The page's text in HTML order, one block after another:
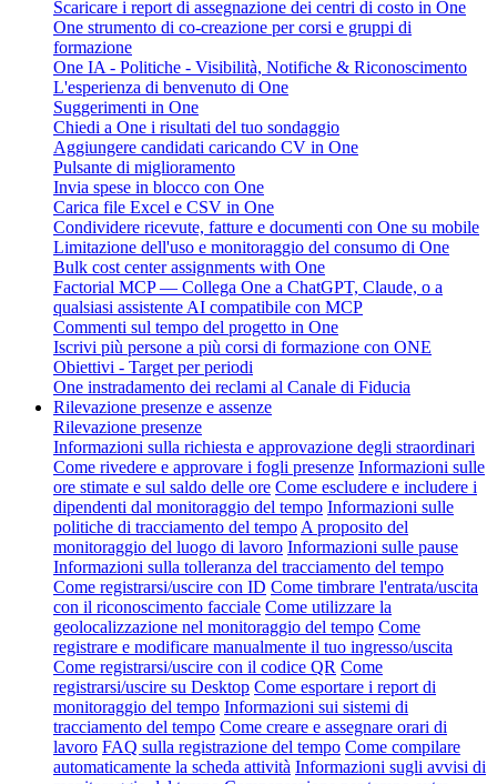
Scaricare i report di assegnazione dei centri di costo in One
One strumento di co-creazione per corsi e gruppi di
formazione
One IA - Politiche - Visibilità, Notifiche & Riconoscimento
L'esperienza di benvenuto di One
Suggerimenti in One
Chiedi a One i risultati del tuo sondaggio
Aggiungere candidati caricando CV in One
Pulsante di miglioramento
Invia spese in blocco con One
Carica file Excel e CSV in One
Condividere ricevute, fatture e documenti con One su mobile
Limitazione dell'uso e monitoraggio del consumo di One
Bulk cost center assignments with One
Factorial MCP — Collega One a ChatGPT, Claude, o a
qualsiasi assistente AI compatibile con MCP
Commenti sul tempo del progetto in One
Iscrivi più persone a più corsi di formazione con ONE
Obiettivi - Target per periodi
One instradamento dei reclami al Canale di Fiducia
Rilevazione presenze e assenze
Rilevazione presenze
Informazioni sulla richiesta e approvazione degli straordinari
Come rivedere e approvare i fogli presenze Informazioni sulle
ore stimate e sul saldo delle ore Come escludere e includere i
dipendenti dal monitoraggio del tempo Informazioni sulle
politiche di tracciamento del tempo A proposito del
monitoraggio del luogo di lavoro Informazioni sulle pause
Informazioni sulla tolleranza del tracciamento del tempo
Come registrarsi/uscire con ID Come timbrare l'entrata/uscita
con il riconoscimento facciale Come utilizzare la
geolocalizzazione nel monitoraggio del tempo Come
registrare e modificare manualmente il tuo ingresso/uscita
Come registrarsi/uscire con il codice QR Come
registrarsi/uscire su Desktop Come esportare i report di
monitoraggio del tempo Informazioni sui sistemi di
tracciamento del tempo Come creare e assegnare orari di
lavoro FAQ sulla registrazione del tempo Come compilare
automaticamente la scheda attività Informazioni sugli avvisi di